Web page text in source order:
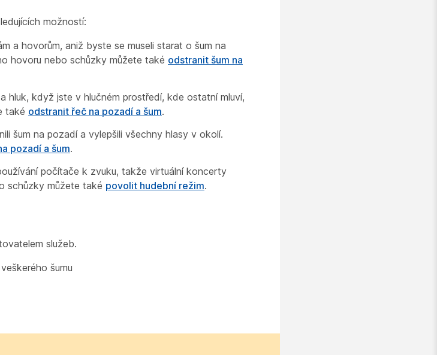
možností:
a hovorům, aniž byste se museli starat o šum na
hovoru nebo schůzky můžete také odstranit šum na
hluk, když jste v hlučném prostředí, kde ostatní mluví,
také odstranit řeč na pozadí a šum.
šum na pozadí a vylepšili všechny hlasy v okolí.
pozadí a šum.
počítače k zvuku, takže virtuální koncerty
schůzky můžete také povolit hudební režim.
služeb.
šumu